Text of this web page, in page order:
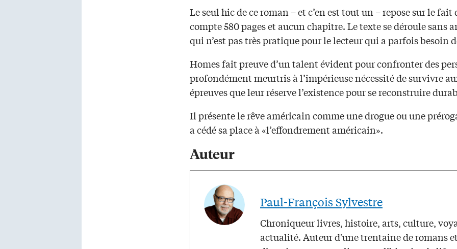
Le seul hic de ce roman – et c’en est tout un – repose sur le fait
compte 580 pages et aucun chapitre. Le texte se déroule sans
qui n’est pas très pratique pour le lecteur qui a parfois besoin
Homes fait preuve d’un talent évident pour confronter des
profondément meurtris à l’impérieuse nécessité de survivre
épreuves que leur réserve l’existence pour se reconstruire
Il présente le rêve américain comme une drogue ou une
a cédé sa place à «l’effondrement américain».
Auteur
Paul-François Sylvestre
Chroniqueur livres, histoire, arts, culture,
actualité. Auteur d'une trentaine de romans